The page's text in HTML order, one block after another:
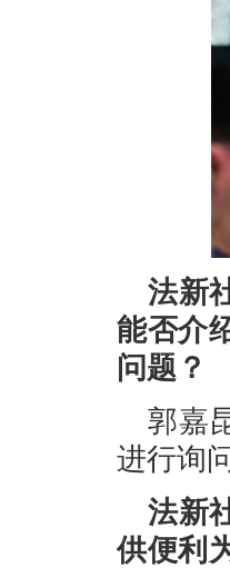
法新
能否介
问题？
郭嘉
进行询问
法新
供便利